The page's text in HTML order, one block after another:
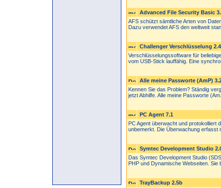
Advanced File Security Basic
AFS schützt sämtliche Arten von
Dazu verwendet AFS den weltweit
Challenger Verschlüsselung
Verschlüsselungssoftware für
vom USB-Stick lauffähig. Eine
Alle meine Passworte (AmP)
Kennen Sie das Problem? Ständig
jetzt Abhilfe. Alle meine Passworte
PC Agent 7.1
PC Agent überwacht und protokolliert
unbemerkt. Die Überwachung erfasst
Symtec Development Studio
Das Symtec Development Studio
PHP und Dynamische Webseiten. Sie
TrayBackup 2.5b